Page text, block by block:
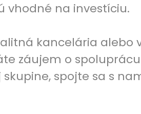
vhodné na investíciu.
kancelária alebo
záujem o
spojte sa s